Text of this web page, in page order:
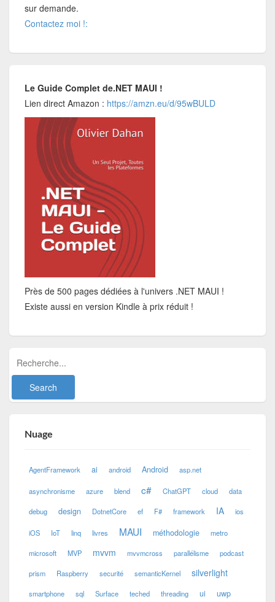
sur demande.
Contactez moi !:
Le Guide Complet de.NET MAUI !
Lien direct Amazon : https://amzn.eu/d/95wBULD
Près de 500 pages dédiées à l'univers .NET MAUI !
Existe aussi en version Kindle à prix réduit !
Nuage
AgentFramework ai android Android asp.net
asynchronisme azure blend c# ChatGPT cloud data
debug design DotnetCore ef F# framework IA ios
iOS IoT linq livres MAUI méthodologie metro
microsoft MVP mvvm mvvmcross parallélisme podcast
prism Raspberry securité semanticKernel silverlight
smartphone sql Surface teched threading ui uwp